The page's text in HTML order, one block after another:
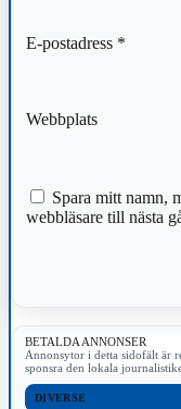
E-postadress *
Webbplats
Spara mitt namn,
webbläsare till nästa
BETALDA ANNONSER
Annonsytor i detta sidofält är
sponsra den lokala
DIVERSE